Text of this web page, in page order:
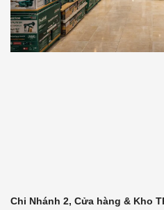
Chi Nhánh 2, Cửa hàng & Kho